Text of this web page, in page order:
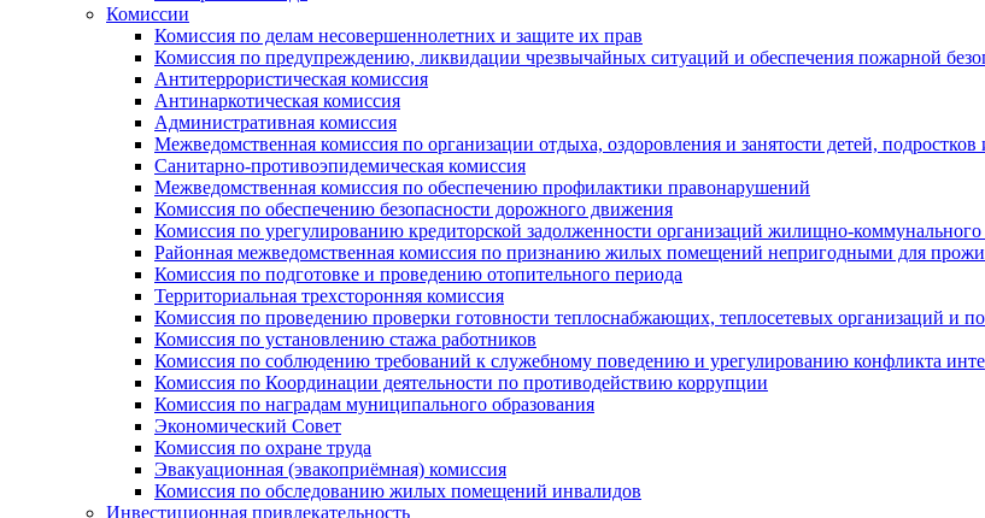
Комиссии
Комиссия по делам несовершеннолетних и защите их прав
Комиссия по предупреждению, ликвидации чрезвычайных ситуаций и обеспечения пожарной
Антитеррористическая комиссия
Антинаркотическая комиссия
Административная комиссия
Межведомственная комиссия по организации отдыха, оздоровления и занятости детей,
Санитарно-противоэпидемическая комиссия
Межведомственная комиссия по обеспечению профилактики правонарушений
Комиссия по обеспечению безопасности дорожного движения
Комиссия по урегулированию кредиторской задолженности организаций жилищно-коммунального
Районная межведомственная комиссия по признанию жилых помещений непригодными для
Комиссия по подготовке и проведению отопительного периода
Территориальная трехсторонняя комиссия
Комиссия по проведению проверки готовности теплоснабжающих, теплосетевых организаций и
Комиссия по установлению стажа работников
Комиссия по соблюдению требований к служебному поведению и урегулированию конфликта
Комиссия по Координации деятельности по противодействию коррупции
Комиссия по наградам муниципального образования
Экономический Совет
Комиссия по охране труда
Эвакуационная (эвакоприёмная) комиссия
Комиссия по обследованию жилых помещений инвалидов
Инвестиционная привлекательность